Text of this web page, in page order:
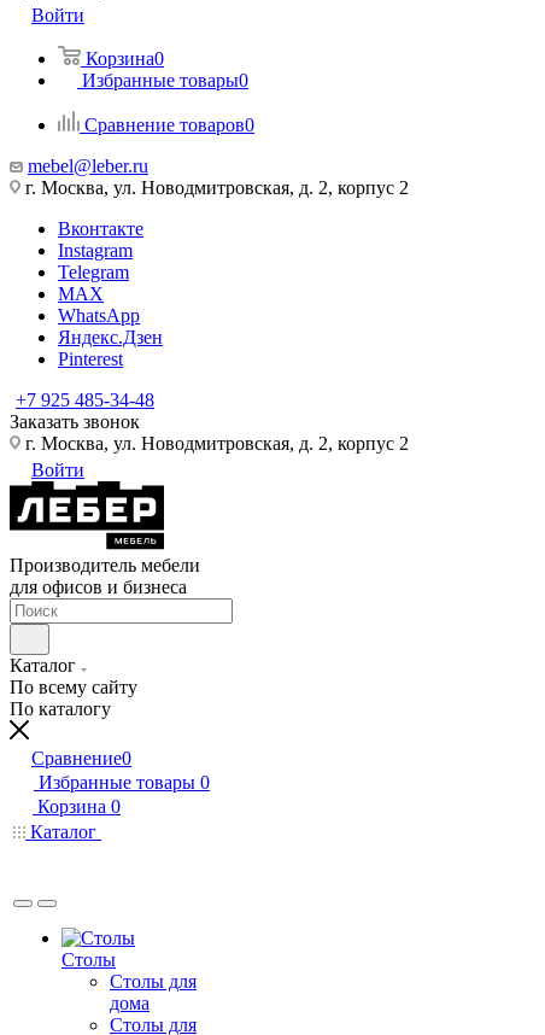
Войти
Корзина0
Избранные товары0
Сравнение товаров0
mebel@leber.ru
г. Москва, ул. Новодмитровская, д. 2, корпус 2
Вконтакте
Instagram
Telegram
MAX
WhatsApp
Яндекс.Дзен
Pinterest
+7 925 485-34-48
Заказать звонок
г. Москва, ул. Новодмитровская, д. 2, корпус 2
Войти
Производитель мебели
для офисов и бизнеса
Каталог
По всему сайту
По каталогу
Сравнение0
Избранные товары 0
Корзина 0
Каталог
Столы
Столы для
дома
Столы для